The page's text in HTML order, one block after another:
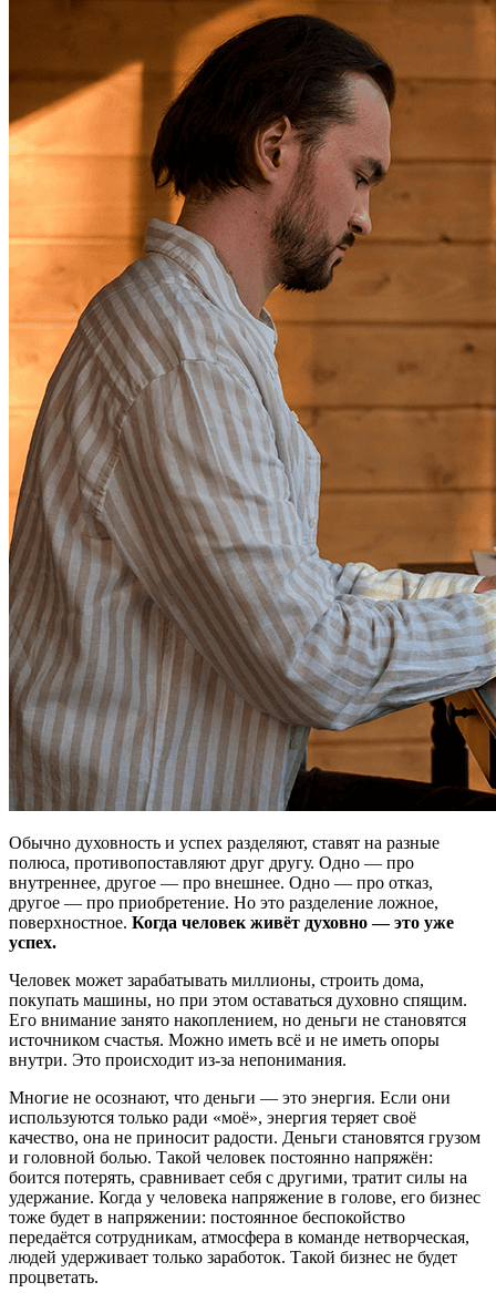
Обычно духовность и успех разделяют, ставят на разные
полюса, противопоставляют друг другу. Одно — про
внутреннее, другое — про внешнее. Одно — про отказ,
другое — про приобретение. Но это разделение ложное,
поверхностное. Когда человек живёт духовно — это уже
успех.
Человек может зарабатывать миллионы, строить дома,
покупать машины, но при этом оставаться духовно спящим.
Его внимание занято накоплением, но деньги не становятся
источником счастья. Можно иметь всё и не иметь опоры
внутри. Это происходит из-за непонимания.
Многие не осознают, что деньги — это энергия. Если они
используются только ради «моё», энергия теряет своё
качество, она не приносит радости. Деньги становятся грузом
и головной болью. Такой человек постоянно напряжён:
боится потерять, сравнивает себя с другими, тратит силы на
удержание. Когда у человека напряжение в голове, его бизнес
тоже будет в напряжении: постоянное беспокойство
передаётся сотрудникам, атмосфера в команде нетворческая,
людей удерживает только заработок. Такой бизнес не будет
процветать.